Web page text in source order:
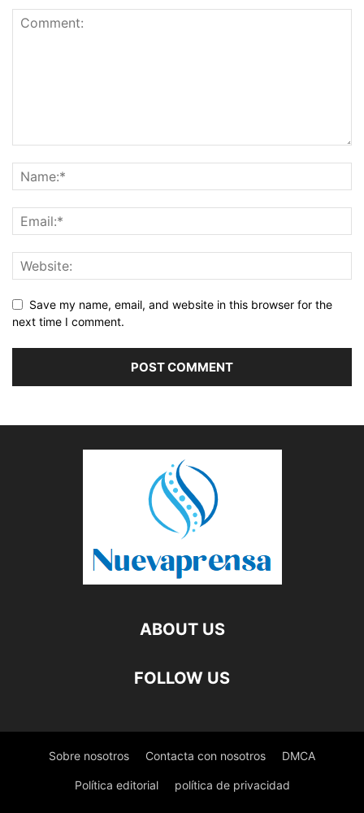
Save my name, email, and website in this browser for the
next time I comment.
ABOUT US
FOLLOW US
Sobre nosotros Contacta con nosotros DMCA
Política editorial política de privacidad